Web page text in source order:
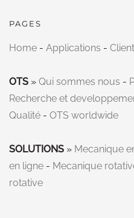
PAGES
Home - Applications -
OTS » Qui sommes nous -
Recherche et
Qualité - OTS worldwide
SOLUTIONS » Mecanique
en ligne - Mecanique
rotative